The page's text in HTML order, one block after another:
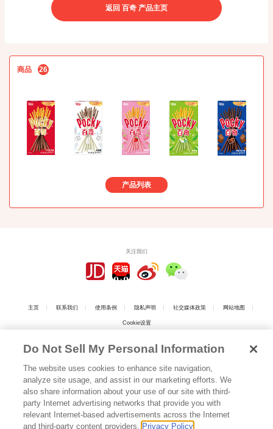
返回 百奇 产品主页
商品 26
产品列表
关注我们
主页 联系我们 使用条例 隐私声明 社交媒体政策 网站地图
Cookie设置
上海工商
上海江崎格力高食品有限公司 版权所有沪ICP备05016808号
Copyright © 2026
Do Not Sell My Personal Information
The website uses cookies to enhance site navigation,
analyze site usage, and assist in our marketing efforts. We
also share information about your use of our site with third-
party Internet advertising networks that provide you with
relevant Internet-based advertisements across the Internet
and third-party content providers. Privacy Policy